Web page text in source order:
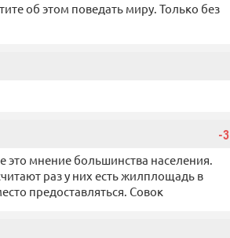
об этом поведать миру. Только без
-3
это мнение большинства населения.
раз у них есть жилплощадь в
предоставляться. Совок